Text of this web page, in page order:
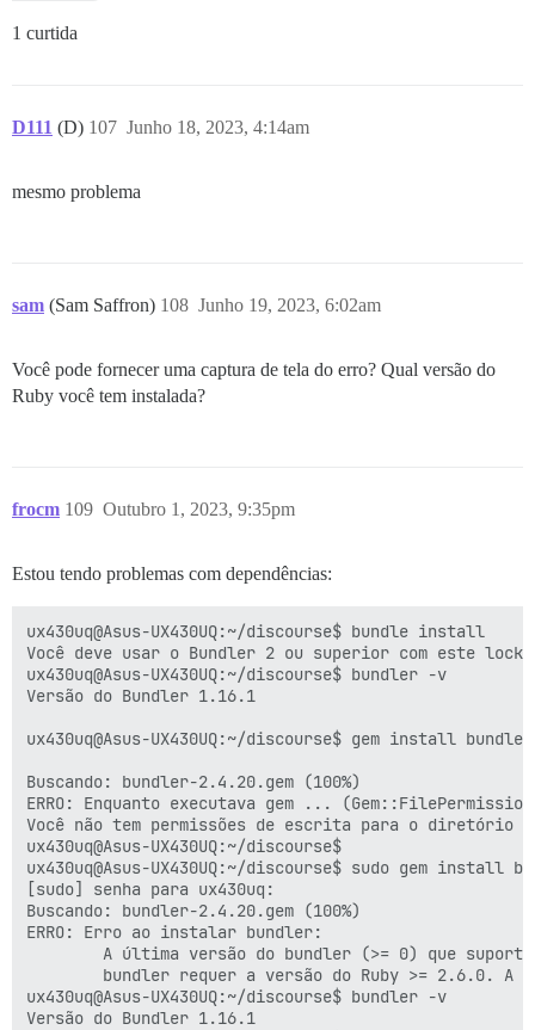
1 curtida
D111 (D) Junho 18, 2023, 4:14am
107
mesmo problema
sam (Sam Saffron) Junho 19, 2023, 6:02am
108
Você pode fornecer uma captura de tela do erro? Qual versão do
Ruby você tem instalada?
frocm Outubro 1, 2023, 9:35pm
109
Estou tendo problemas com dependências:
ux430uq@Asus-UX430UQ:~/discourse$ bundle install
Você deve usar o Bundler 2 ou superior com este
ux430uq@Asus-UX430UQ:~/discourse$ bundler -v
Versão do Bundler 1.16.1
ux430uq@Asus-UX430UQ:~/discourse$ gem install bundler
Buscando: bundler-2.4.20.gem (100%)
ERRO: Enquanto executava gem ...
Você não tem permissões de escrita para o diretório
ux430uq@Asus-UX430UQ:~/discourse$
ux430uq@Asus-UX430UQ:~/discourse$ sudo gem install
[sudo] senha para ux430uq:
Buscando: bundler-2.4.20.gem (100%)
ERRO: Erro ao instalar bundler:
A última versão do bundler (>= 0) que
bundler requer a versão do Ruby >= 2.6.0. A
ux430uq@Asus-UX430UQ:~/discourse$ bundler -v
Versão do Bundler 1.16.1